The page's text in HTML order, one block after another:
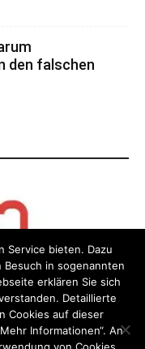
den falschen
Service bieten. Dazu
in sogenannten
erklären Sie sich
Detaillierte
Cookies auf dieser
Informationen“. An